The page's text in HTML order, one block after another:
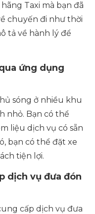
Taxi mà bạn đã
chuyến đi như thời
tả về hành lý để
ứng dụng
sóng ở nhiều khu
nhỏ. Bạn có thể
liệu dịch vụ có sẵn
bạn có thể đặt xe
tiện lợi.
dịch vụ đưa đón
cấp dịch vụ đưa